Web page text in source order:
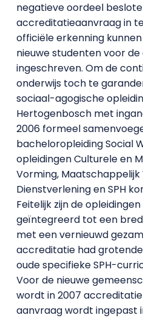
negatieve oordeel
accreditatieaanvraag in
officiële erkenning
nieuwe studenten voor
ingeschreven. Om de
onderwijs toch te
sociaal-agogische
Hertogenbosch met
2006 formeel
bacheloropleiding Social
opleidingen Culturele en
Vorming, Maatschappelijk
Dienstverlening en SPH
Feitelijk zijn de
geïntegreerd tot een
met een vernieuwd
accreditatie had
oude specifieke SPH-
Voor de nieuwe
wordt in 2007
aanvraag wordt ingepast